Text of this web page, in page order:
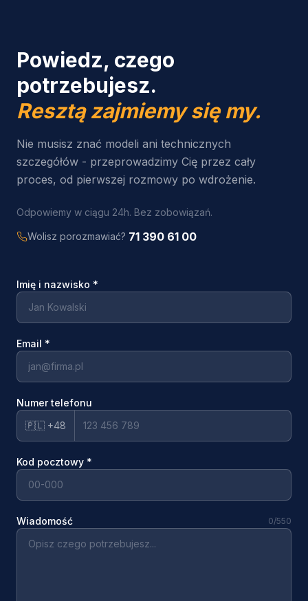
Powiedz, czego
potrzebujesz.
Resztą zajmiemy się my.
Nie musisz znać modeli ani technicznych
szczegółów - przeprowadzimy Cię przez cały
proces, od pierwszej rozmowy po wdrożenie.
Odpowiemy w ciągu 24h. Bez zobowiązań.
Wolisz porozmawiać? 71 390 61 00
Imię i nazwisko *
Email *
Numer telefonu
🇵🇱 +48
Kod pocztowy *
Wiadomość 0/550